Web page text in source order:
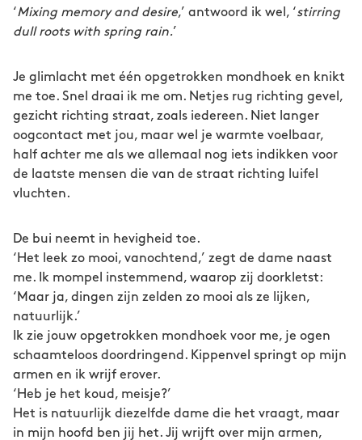
‘ Mixing memory and desire,’ antwoord ik wel, ‘ stirring
dull roots with spring rain.’
Je glimlacht met één opgetrokken mondhoek en knikt
me toe. Snel draai ik me om. Netjes rug richting gevel,
gezicht richting straat, zoals iedereen. Niet langer
oogcontact met jou, maar wel je warmte voelbaar,
half achter me als we allemaal nog iets indikken voor
de laatste mensen die van de straat richting luifel
vluchten.
De bui neemt in hevigheid toe.
‘Het leek zo mooi, vanochtend,’ zegt de dame naast
me. Ik mompel instemmend, waarop zij doorkletst:
‘Maar ja, dingen zijn zelden zo mooi als ze lijken,
natuurlijk.’
Ik zie jouw opgetrokken mondhoek voor me, je ogen
schaamteloos doordringend. Kippenvel springt op mijn
armen en ik wrijf erover.
‘Heb je het koud, meisje?’
Het is natuurlijk diezelfde dame die het vraagt, maar
in mijn hoofd ben jij het. Jij wrijft over mijn armen,